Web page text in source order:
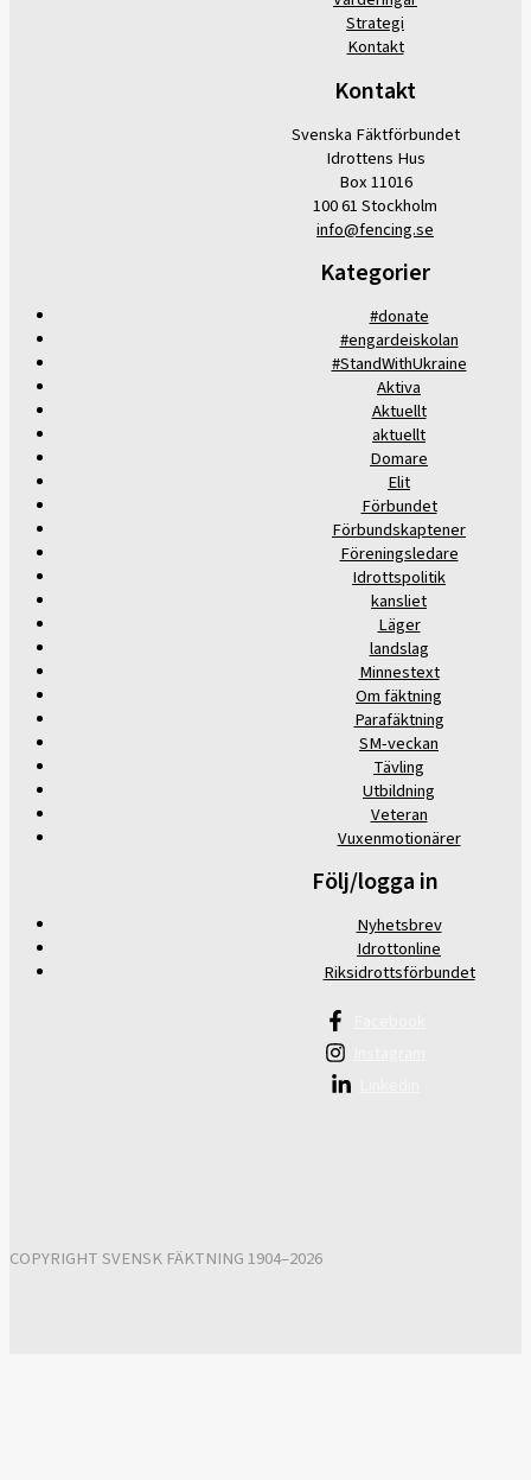
Strategi
Kontakt
Kontakt
Svenska Fäktförbundet
Idrottens Hus
Box 11016
100 61 Stockholm
info@fencing.se
Kategorier
#donate
#engardeiskolan
#StandWithUkraine
Aktiva
Aktuellt
aktuellt
Domare
Elit
Förbundet
Förbundskaptener
Föreningsledare
Idrottspolitik
kansliet
Läger
landslag
Minnestext
Om fäktning
Parafäktning
SM-veckan
Tävling
Utbildning
Veteran
Vuxenmotionärer
Följ/logga in
Nyhetsbrev
Idrottonline
Riksidrottsförbundet
COPYRIGHT SVENSK FÄKTNING 1904–2026